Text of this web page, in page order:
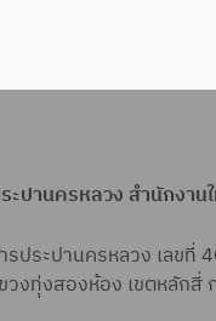
ะปานครหลวง สำนักงาน
รประปานครหลวง เลขที่
วงทุ่งสองห้อง เขตหลักสี่